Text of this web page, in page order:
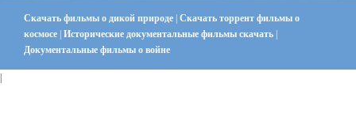
Скачать фильмы о дикой природе | Скачать торрент фильмы о
космосе | Исторические документальные фильмы скачать |
Документальные фильмы о войне
|